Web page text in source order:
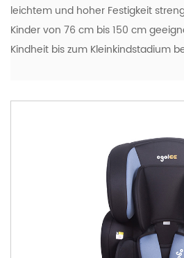
leichtem und hoher Festigkeit
Kinder von 76 cm bis 150 cm
Kindheit bis zum Kleinkindstadium